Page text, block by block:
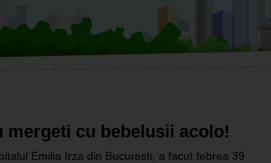
mergeti cu bebelusii acolo!
Emilia Irza din Bucuresti, a facut febrea 39